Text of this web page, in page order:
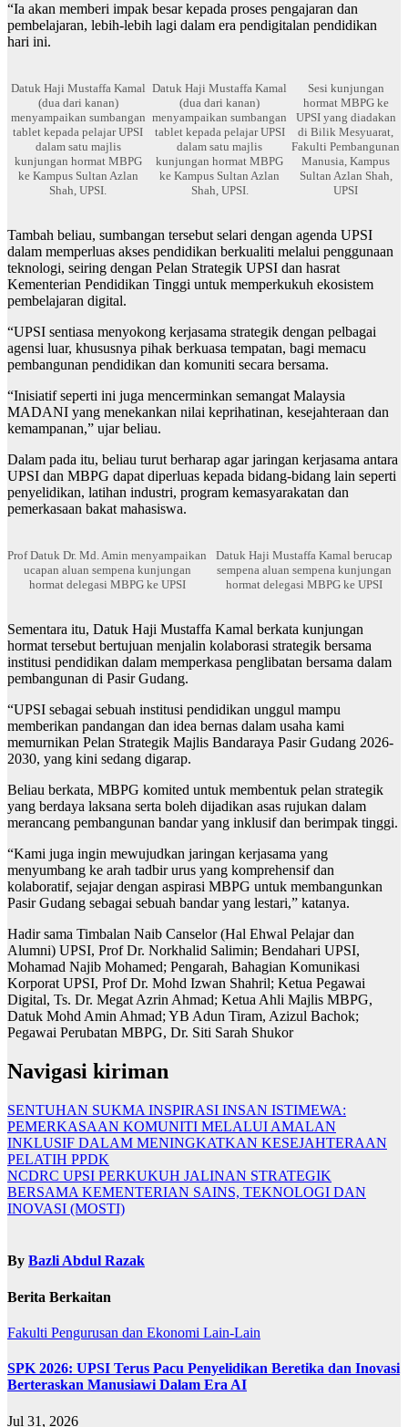
“Ia akan memberi impak besar kepada proses pengajaran dan
pembelajaran, lebih-lebih lagi dalam era pendigitalan pendidikan
hari ini.
Datuk Haji Mustaffa Kamal
(dua dari kanan)
menyampaikan sumbangan
tablet kepada pelajar UPSI
dalam satu majlis
kunjungan hormat MBPG
ke Kampus Sultan Azlan
Shah, UPSI.
Datuk Haji Mustaffa Kamal
(dua dari kanan)
menyampaikan sumbangan
tablet kepada pelajar UPSI
dalam satu majlis
kunjungan hormat MBPG
ke Kampus Sultan Azlan
Shah, UPSI.
Sesi kunjungan
hormat MBPG ke
UPSI yang diadakan
di Bilik Mesyuarat,
Fakulti Pembangunan
Manusia, Kampus
Sultan Azlan Shah,
UPSI
Tambah beliau, sumbangan tersebut selari dengan agenda UPSI
dalam memperluas akses pendidikan berkualiti melalui penggunaan
teknologi, seiring dengan Pelan Strategik UPSI dan hasrat
Kementerian Pendidikan Tinggi untuk memperkukuh ekosistem
pembelajaran digital.
“UPSI sentiasa menyokong kerjasama strategik dengan pelbagai
agensi luar, khususnya pihak berkuasa tempatan, bagi memacu
pembangunan pendidikan dan komuniti secara bersama.
“Inisiatif seperti ini juga mencerminkan semangat Malaysia
MADANI yang menekankan nilai keprihatinan, kesejahteraan dan
kemampanan,” ujar beliau.
Dalam pada itu, beliau turut berharap agar jaringan kerjasama antara
UPSI dan MBPG dapat diperluas kepada bidang-bidang lain seperti
penyelidikan, latihan industri, program kemasyarakatan dan
pemerkasaan bakat mahasiswa.
Prof Datuk Dr. Md. Amin menyampaikan
ucapan aluan sempena kunjungan
hormat delegasi MBPG ke UPSI
Datuk Haji Mustaffa Kamal berucap
sempena aluan sempena kunjungan
hormat delegasi MBPG ke UPSI
Sementara itu, Datuk Haji Mustaffa Kamal berkata kunjungan
hormat tersebut bertujuan menjalin kolaborasi strategik bersama
institusi pendidikan dalam memperkasa penglibatan bersama dalam
pembangunan di Pasir Gudang.
“UPSI sebagai sebuah institusi pendidikan unggul mampu
memberikan pandangan dan idea bernas dalam usaha kami
memurnikan Pelan Strategik Majlis Bandaraya Pasir Gudang 2026-
2030, yang kini sedang digarap.
Beliau berkata, MBPG komited untuk membentuk pelan strategik
yang berdaya laksana serta boleh dijadikan asas rujukan dalam
merancang pembangunan bandar yang inklusif dan berimpak tinggi.
“Kami juga ingin mewujudkan jaringan kerjasama yang
menyumbang ke arah tadbir urus yang komprehensif dan
kolaboratif, sejajar dengan aspirasi MBPG untuk membangunkan
Pasir Gudang sebagai sebuah bandar yang lestari,” katanya.
Hadir sama Timbalan Naib Canselor (Hal Ehwal Pelajar dan
Alumni) UPSI, Prof Dr. Norkhalid Salimin; Bendahari UPSI,
Mohamad Najib Mohamed; Pengarah, Bahagian Komunikasi
Korporat UPSI, Prof Dr. Mohd Izwan Shahril; Ketua Pegawai
Digital, Ts. Dr. Megat Azrin Ahmad; Ketua Ahli Majlis MBPG,
Datuk Mohd Amin Ahmad; YB Adun Tiram, Azizul Bachok;
Pegawai Perubatan MBPG, Dr. Siti Sarah Shukor
Navigasi kiriman
SENTUHAN SUKMA INSPIRASI INSAN ISTIMEWA:
PEMERKASAAN KOMUNITI MELALUI AMALAN
INKLUSIF DALAM MENINGKATKAN KESEJAHTERAAN
PELATIH PPDK
NCDRC UPSI PERKUKUH JALINAN STRATEGIK
BERSAMA KEMENTERIAN SAINS, TEKNOLOGI DAN
INOVASI (MOSTI)
By Bazli Abdul Razak
Berita Berkaitan
Fakulti Pengurusan dan Ekonomi Lain-Lain
SPK 2026: UPSI Terus Pacu Penyelidikan Beretika dan Inovasi
Berteraskan Manusiawi Dalam Era AI
Jul 31, 2026